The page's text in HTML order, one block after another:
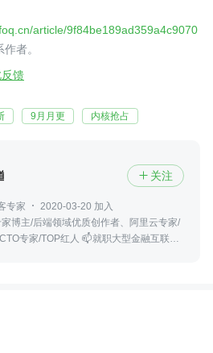
article/9f84be189ad359a4c9070
者。
反馈
9月月更 内核抢占
路  关注
专家
2020-03-20 加入
博主/后端领域优质创作者、阿里云专家/
专家/TOP红人 📫就职大型金融互联网